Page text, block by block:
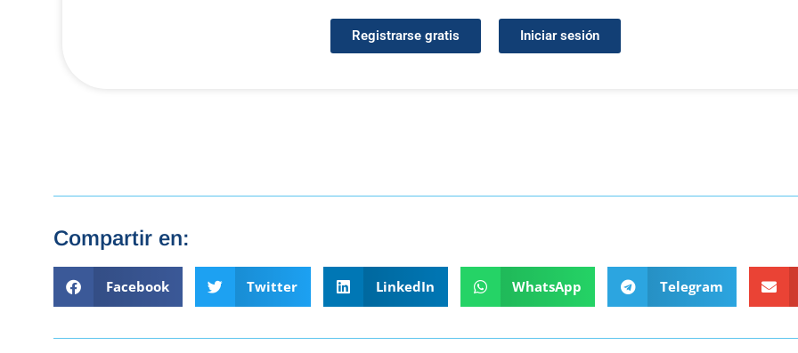
Registrarse gratis Iniciar sesión
Compartir en:
Facebook Twitter LinkedIn WhatsApp Telegram